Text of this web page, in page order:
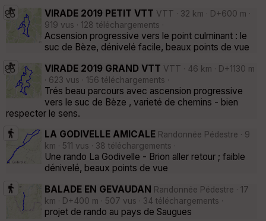
VIRADE 2019 PETIT VTT VTT · 32 km · D+600 m ·
919 vus · 128 téléchargements ·
Acsension progressive vers le point culminant : le
suc de Bèze, dénivelé facile, beaux points de vue
VIRADE 2019 GRAND VTT VTT · 46 km · D+1130 m
· 623 vus · 156 téléchargements ·
Trés beau parcours avec ascension progressive
vers le suc de Bèze , varieté de chemins - bien
respecter le sens.
LA GODIVELLE AMICALE Randonnée Pédestre · 9
km · 511 vus · 38 téléchargements ·
Une rando La Godivelle - Brion aller retour ; faible
dénivelé, beaux points de vue
BALADE EN GEVAUDAN Randonnée Pédestre · 17
km · D+400 m · 507 vus · 34 téléchargements ·
projet de rando au pays de Saugues